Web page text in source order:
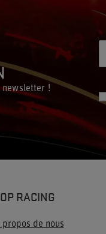
!
RACING
propos de nous